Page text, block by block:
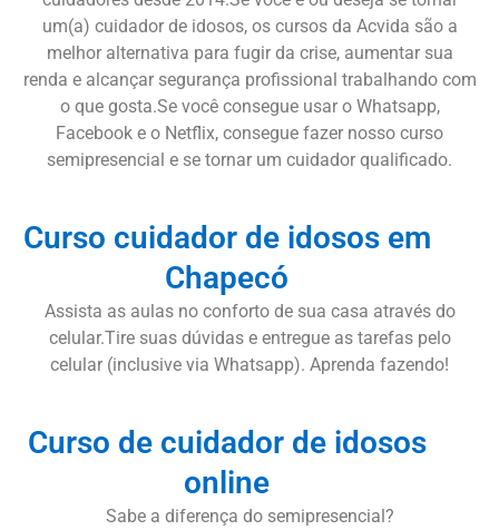
um(a) cuidador de idosos, os cursos da Acvida são a
melhor alternativa para fugir da crise, aumentar sua
renda e alcançar segurança profissional trabalhando com
o que gosta.Se você consegue usar o Whatsapp,
Facebook e o Netflix, consegue fazer nosso curso
semipresencial e se tornar um cuidador qualificado.
Curso cuidador de idosos em
Chapecó
Assista as aulas no conforto de sua casa através do
celular.Tire suas dúvidas e entregue as tarefas pelo
celular (inclusive via Whatsapp). Aprenda fazendo!
Curso de cuidador de idosos
online
Sabe a diferença do semipresencial?